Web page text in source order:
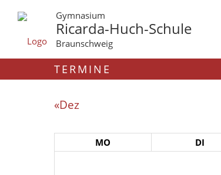
Gymnasium
Ricarda-Huch-Schule
Braunschweig
TERMINE
«Dez
MO DI